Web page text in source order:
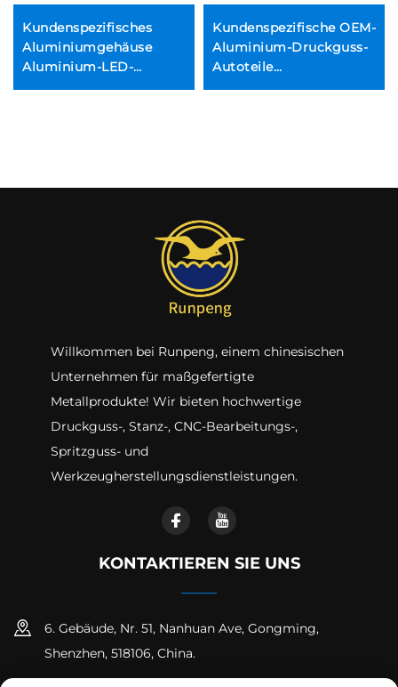
Kundenspezifisches
Aluminiumgehäuse
Aluminium-LED-
Lichtgehäuse
Kundenspezifische OEM-
Aluminium-Druckguss-
Autoteile
Aluminiumlegierung
Willkommen bei Runpeng, einem chinesischen
Unternehmen für maßgefertigte
Metallprodukte! Wir bieten hochwertige
Druckguss-, Stanz-, CNC-Bearbeitungs-,
Spritzguss- und
Werkzeugherstellungsdienstleistungen.
KONTAKTIEREN SIE UNS
6. Gebäude, Nr. 51, Nanhuan Ave, Gongming,
Shenzhen, 518106, China.